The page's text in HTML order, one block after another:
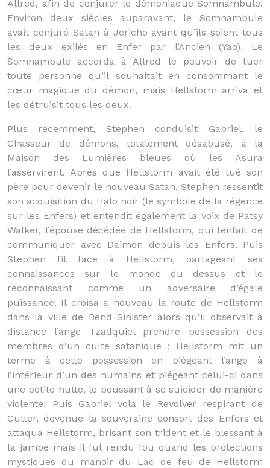
Allred, afin de conjurer le démoniaque Somnambule.
Environ deux siècles auparavant, le Somnambule
avait conjuré Satan à Jericho avant qu’ils soient tous
les deux exilés en Enfer par l’Ancien (Yao). Le
Somnambule accorda à Allred le pouvoir de tuer
toute personne qu’il souhaitait en consommant le
cœur magique du démon, mais Hellstorm arriva et
les détruisit tous les deux.
Plus récemment, Stephen conduisit Gabriel, le
Chasseur de démons, totalement désabusé, à la
Maison des Lumières bleues où les Asura
l’asservirent. Après que Hellstorm avait été tué son
père pour devenir le nouveau Satan, Stephen ressentit
son acquisition du Halo noir (le symbole de la régence
sur les Enfers) et entendit également la voix de Patsy
Walker, l’épouse décédée de Hellstorm, qui tentait de
communiquer avec Daimon depuis les Enfers. Puis
Stephen fit face à Hellstorm, partageant ses
connaissances sur le monde du dessus et le
reconnaissant comme un adversaire d’égale
puissance. Il croisa à nouveau la route de Hellstorm
dans la ville de Bend Sinister alors qu’il observait à
distance l’ange Tzadquiel prendre possession des
membres d’un culte satanique ; Hellstorm mit un
terme à cette possession en piégeant l’ange à
l’intérieur d’un des humains et piégeant celui-ci dans
une petite hutte, le poussant à se suicider de manière
violente. Puis Gabriel vola le Revolver respirant de
Cutter, devenue la souveraine consort des Enfers et
attaqua Hellstorm, brisant son trident et le blessant à
la jambe mais il fut rendu fou quand les protections
mystiques du manoir du Lac de feu de Hellstorm